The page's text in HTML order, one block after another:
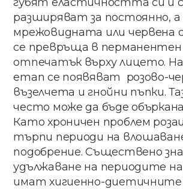
разширяват за постоянно, а
мрежовидната или червена
се превръща в перманентен
отпечатък върху лицето. На
етап се появяват розово-
възелчета и гнойни пъпки.
често може да бъде объркана
Като хроничен проблем
търпи периоди на
подобрение. Съществено
удължаване на периодите
имат хигиенно-диетичните